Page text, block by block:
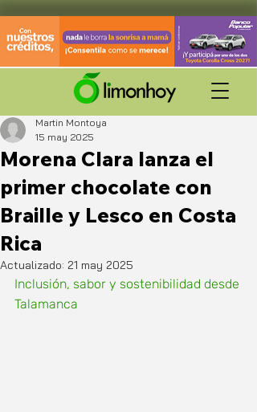
Morena Clara lanza el
primer chocolate con
Braille y Lesco en Costa
Rica
Martin Montoya
15 may 2025
Actualizado: 21 may 2025
Inclusión, sabor y sostenibilidad desde
Talamanca